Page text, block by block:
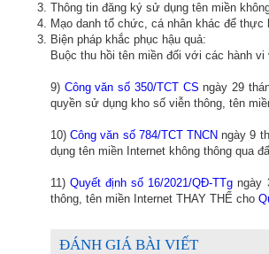
Thông tin đăng ký sử dụng tên miền
Mạo danh tổ chức, cá nhân khác để thực
Biện pháp khắc phục hậu quả:
Buộc thu hồi tên miền đối với các hành
9) Công văn số 350/TCT CS ngày 29
quyền sử dụng kho số viễn thông, tên
10)Công văn số 784/TCT TNCN ngày 9
dụng tên miền Internet không thông qua
11)Quyết định số 16/2021/QĐ-TTg ngày
thông, tên miền Internet THAY THẾ cho
ĐÁNH GIÁ BÀI VIẾT